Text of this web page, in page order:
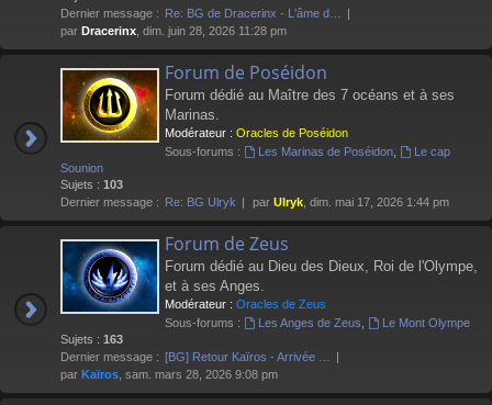
Dernier message :
Re: BG de Dracerinx - L'âme d…
par Dracerinx , dim. juin 28, 2026 11:28 pm
Forum de Poséidon
Forum dédié au Maître des 7 océans et à ses
Marinas.
Modérateur : Oracles de Poséidon
Sous-forums :
Les Marinas de Poséidon,
Le cap
Sounion
Sujets : 103
Dernier message :
Re: BG Ulryk par Ulryk , dim. mai 17, 2026 1:44 pm
Forum de Zeus
Forum dédié au Dieu des Dieux, Roi de l'Olympe,
et à ses Anges.
Modérateur : Oracles de Zeus
Sous-forums :
Les Anges de Zeus
Le Mont Olympe
Sujets : 163
Dernier message : [BG] Retour Kaïros - Arrivée …
par Kaïros , sam. mars 28, 2026 9:08 pm